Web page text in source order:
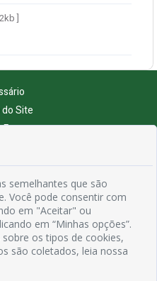
]
Campina Grande - PB
Site
semelhantes que são
Você pode consentir com
em "Aceitar" ou
em “Minhas opções”.
os tipos de cookies,
são coletados, leia nossa